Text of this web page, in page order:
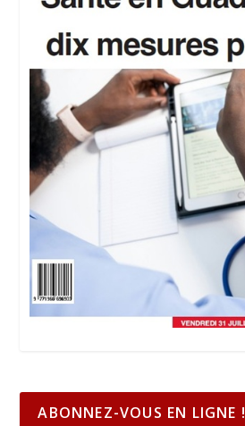
ABONNEZ-VOUS EN LIGNE !